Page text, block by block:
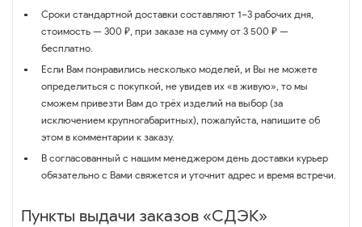
Сроки стандартной доставки составляют 1–3 рабочих дня,
стоимость — 300 ₽, при заказе на сумму от 3 500 ₽ —
бесплатно.
Если Вам понравились несколько моделей, и Вы не можете
определиться с покупкой, не увидев их «в живую», то мы
сможем привезти Вам до трёх изделий на выбор (за
исключением крупногабаритных), пожалуйста, напишите об
этом в комментарии к заказу.
В согласованный с нашим менеджером день доставки курьер
обязательно с Вами свяжется и уточнит адрес и время встречи.
Пункты выдачи заказов «СДЭК»